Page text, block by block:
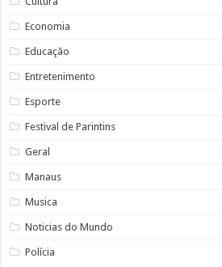
Economia
Educação
Entretenimento
Esporte
Festival de Parintins
Geral
Manaus
Musica
Noticias do Mundo
Polícia